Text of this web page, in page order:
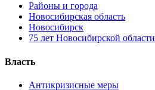
Районы и города
Новосибирская область
Новосибирск
75 лет Новосибирской области
Власть
Антикризисные меры